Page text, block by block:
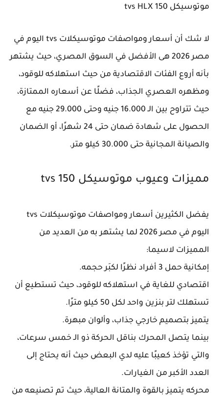
موتوسيكل tvs HLX 150
لا شك أن أسعار ومواصفات موتوسيكلات tvs اليوم في
مصر 2026 هى الأفضل في السوق المصري، حيث يشتهر
بأنه أروع الفئات الاقتصادية من حيث استهلاكه للوقود،
ومظهره العصري الجذاب، فضلًا عن أسعاره الممتازة،
حيث تتراوح بين الـ 16.000 جنيه وحتى 29.000 جنيه مع
الحصول على شهادة ضمان حتى 24 شهرًا، أو الضمان
والصيانة المجانية حتى 30.000 كيلو متر.
مميزات وعيوب موتوسيكل tvs 150
يفضل الكثيرين أسعار ومواصفات موتوسيكلات tvs
اليوم في مصر 2026 لما يشتهر به من العديد من
المميزات لاسيما:
إمكانية حمل 3 أفراد نظرًا لكبَر حجمه.
اقتصادي للغاية في استهلاكه للوقود، حيث تستطيع أن
تستهلك لتر بنزين واحد لكل 50 كيلو مترًا.
يتميز بتصميم خارجي جذاب، وألوان مبهرة.
بينما يتصل المحرك بناقل الحركة ذو الـ خمس سرعات،
والتي تؤخذ كعيبًا عليه لدي البعض حيث أنه يحتاج إلى
العدد الأكبر من الغيارات.
محركه يتميز بالقوة والمتانة العالية، حيث تم تصنيعه من